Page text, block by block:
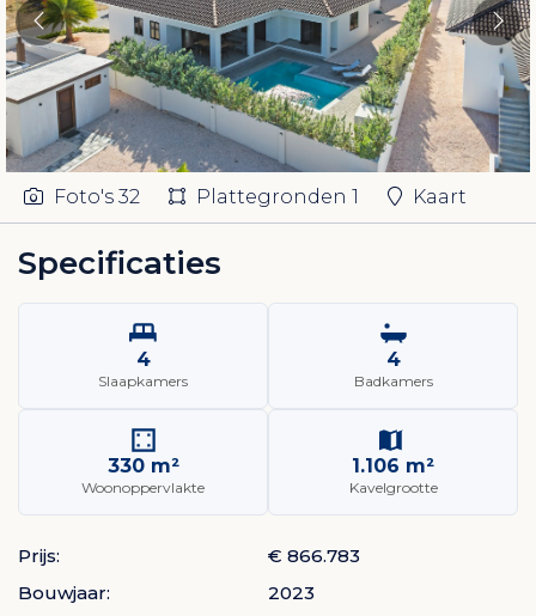
Foto's 32 Plattegronden 1 Kaart
Specificaties
4
Slaapkamers
4
Badkamers
330 m²
Woonoppervlakte
1.106 m²
Kavelgrootte
Prijs:
€ 866.783
Bouwjaar:
2023